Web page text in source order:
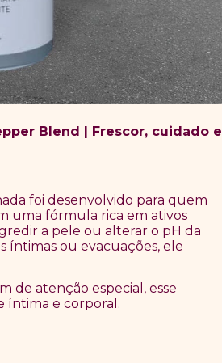
Blend | Frescor, cuidado e
foi desenvolvido para quem
uma fórmula rica em ativos
a pele ou alterar o pH da
íntimas ou evacuações, ele
de atenção especial, esse
íntima e corporal.